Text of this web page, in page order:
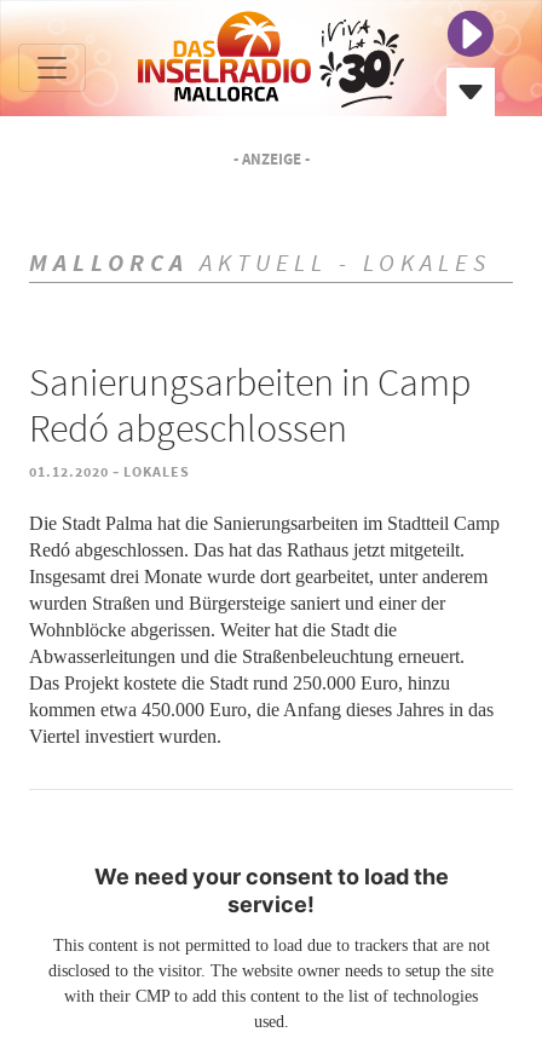
- ANZEIGE -
MALLORCA AKTUELL - LOKALES
Sanierungsarbeiten in Camp
Redó abgeschlossen
01.12.2020 - LOKALES
Die Stadt Palma hat die Sanierungsarbeiten im Stadtteil Camp
Redó abgeschlossen. Das hat das Rathaus jetzt mitgeteilt.
Insgesamt drei Monate wurde dort gearbeitet, unter anderem
wurden Straßen und Bürgersteige saniert und einer der
Wohnblöcke abgerissen. Weiter hat die Stadt die
Abwasserleitungen und die Straßenbeleuchtung erneuert.
Das Projekt kostete die Stadt rund 250.000 Euro, hinzu
kommen etwa 450.000 Euro, die Anfang dieses Jahres in das
Viertel investiert wurden.
We need your consent to load the
service!
This content is not permitted to load due to trackers that are not
disclosed to the visitor. The website owner needs to setup the site
with their CMP to add this content to the list of technologies
used.